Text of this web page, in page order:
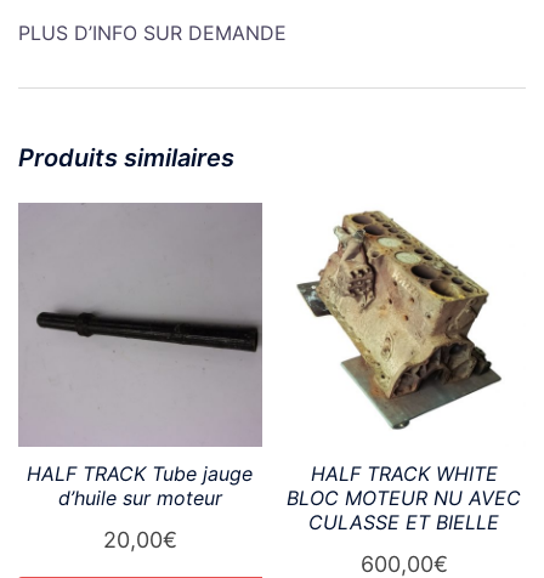
PLUS D’INFO SUR DEMANDE
Produits similaires
HALF TRACK Tube jauge
d’huile sur moteur
20,00€
HALF TRACK WHITE
BLOC MOTEUR NU AVEC
CULASSE ET BIELLE
600,00€